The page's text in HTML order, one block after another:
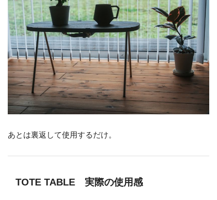
あとは裏返して使用するだけ。
TOTE TABLE 実際の使用感